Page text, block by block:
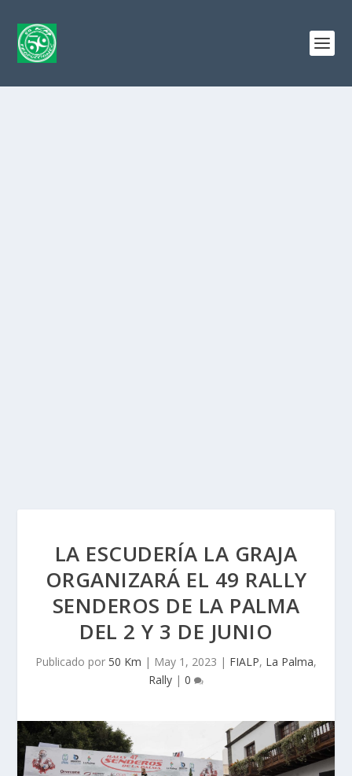
LA ESCUDERÍA LA GRAJA
ORGANIZARÁ EL 49 RALLY
SENDEROS DE LA PALMA
DEL 2 Y 3 DE JUNIO
Publicado por 50 Km | May 1, 2023 | FIALP, La Palma,
Rally | 0